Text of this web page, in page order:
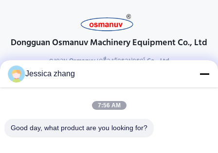
Dongguan Osmanuv Machinery Equipment Co., Ltd
ตงกวน Osmanuv เครื่องจักรอุปกรณ์ Co. , Ltd
ติดต่อ
28 อุตสาหกรรมที่สอง Liu chong wei, Wanjiang, DongGuan,
86-769 -88125248
Jessica zhang
7:56 AM
Good day, what product are you looking for?